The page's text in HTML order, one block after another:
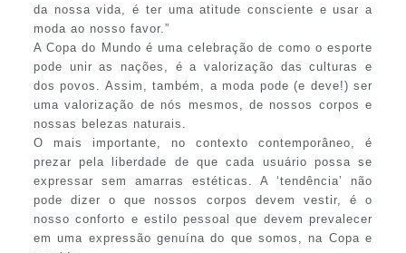
da nossa vida, é ter uma atitude consciente e usar a
moda ao nosso favor.”
A Copa do Mundo é uma celebração de como o esporte
pode unir as nações, é a valorização das culturas e
dos povos. Assim, também, a moda pode (e deve!) ser
uma valorização de nós mesmos, de nossos corpos e
nossas belezas naturais.
O mais importante, no contexto contemporâneo, é
prezar pela liberdade de que cada usuário possa se
expressar sem amarras estéticas. A ‘tendência’ não
pode dizer o que nossos corpos devem vestir, é o
nosso conforto e estilo pessoal que devem prevalecer
em uma expressão genuína do que somos, na Copa e